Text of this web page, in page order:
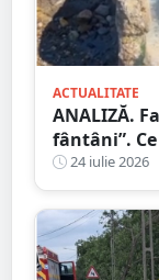
ACTUALITATE
ANALIZĂ.
fântâni”.
unde a
24 iulie 2026